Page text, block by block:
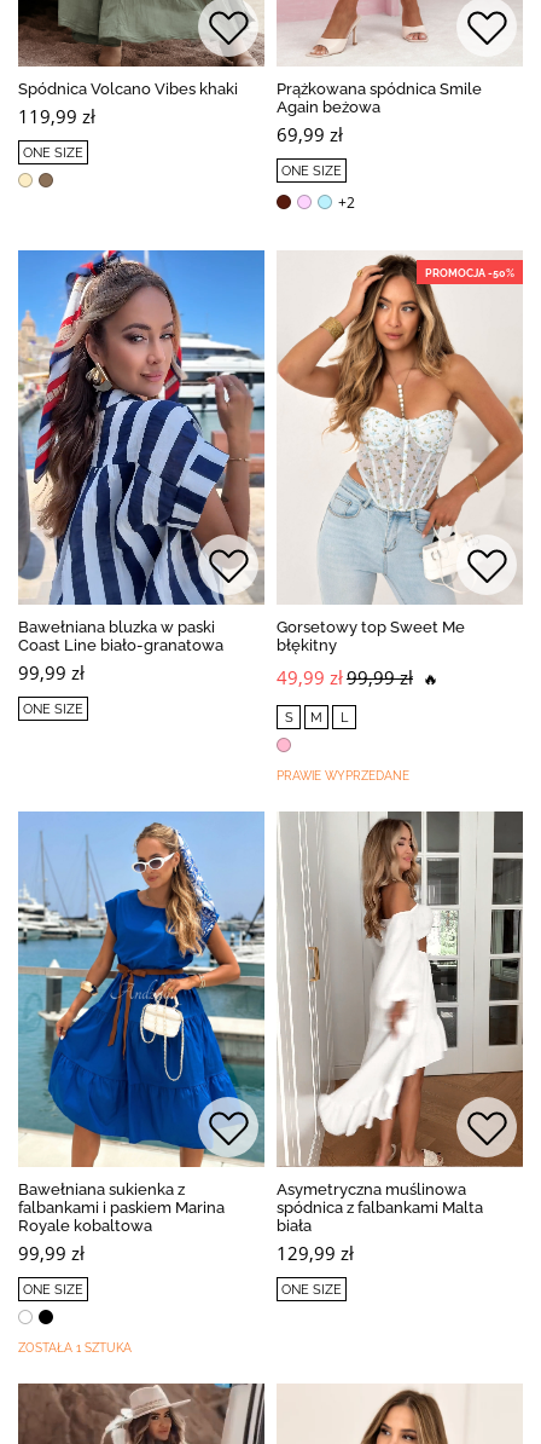
Spódnica Volcano Vibes khaki
119,99 zł
ONE SIZE
Prążkowana spódnica Smile
Again beżowa
69,99 zł
ONE SIZE
+2
Bawełniana bluzka w paski
Coast Line biało-granatowa
99,99 zł
ONE SIZE
PROMOCJA -50%
Gorsetowy top Sweet Me
błękitny
49,99 zł99,99 zł 🔥
S M L
PRAWIE WYPRZEDANE
Bawełniana sukienka z
falbankami i paskiem Marina
Royale kobaltowa
99,99 zł
ONE SIZE
ZOSTAŁA 1 SZTUKA
Asymetryczna muślinowa
spódnica z falbankami Malta
biała
129,99 zł
ONE SIZE